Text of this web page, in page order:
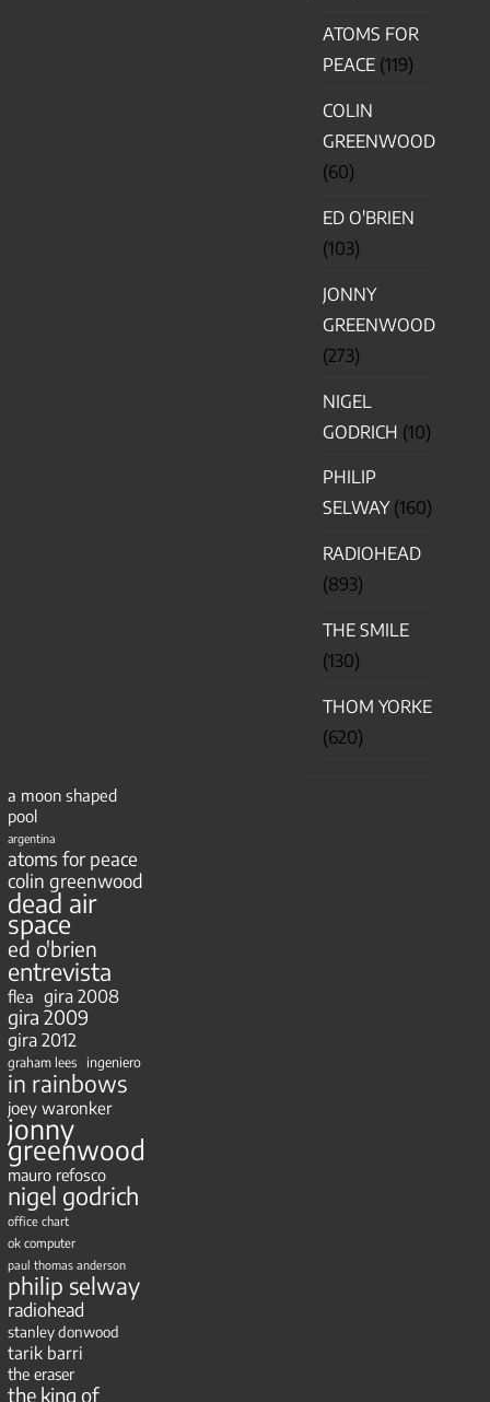
ATOMS FOR
PEACE (119)
COLIN
GREENWOOD
(60)
ED O'BRIEN
(103)
JONNY
GREENWOOD
(273)
NIGEL
GODRICH (10)
PHILIP
SELWAY(160)
RADIOHEAD
(893)
THE SMILE
(130)
THOM YORKE
(620)
a moon shaped
pool
argentina
atoms for peace
colin greenwood
dead air
space
ed o'brien
entrevista
flea gira 2008
gira 2009
gira 2012
graham lees ingeniero
in rainbows
joey waronker
jonny
greenwood
mauro refosco
nigel godrich
office chart
ok computer
paul thomas anderson
philip selway
radiohead
stanley donwood
tarik barri
the eraser
the king of